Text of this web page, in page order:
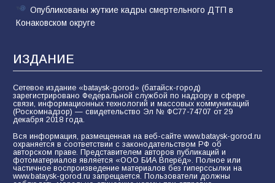
Опубликованы жуткие кадры смертельного ДТП в
Конаковском округе
ИЗДАНИЕ
Сетевое издание «bataysk-gorod» (батайск-город)
зарегистрировано Федеральной службой по надзору в сфере
связи, информационных технологий и массовых коммуникаций
(Роскомнадзор) — свидетельство Эл № ФС77-74707 от 29
декабря 2018 года.
Вся информация, размещенная на веб-сайте www.bataysk-gorod.ru
охраняется в соответствии с законодательством РФ об
авторском праве. Представителем авторов публикаций и
фотоматериалов является «ООО БИА Вперёд». Полное или
частичное воспроизведение материалов без гиперссылки на
www.bataysk-gorod.ru запрещается. Пользователи должны